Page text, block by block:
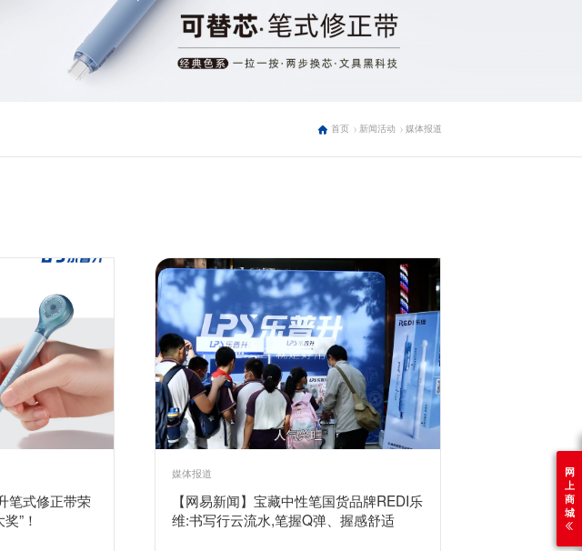
首页 新闻活动 媒体报道
笔式修正带荣
”！
媒体报道
【网易新闻】宝藏中性笔国货品牌REDI乐
维:书写行云流水,笔握Q弹、握感舒适
网
上
商
城